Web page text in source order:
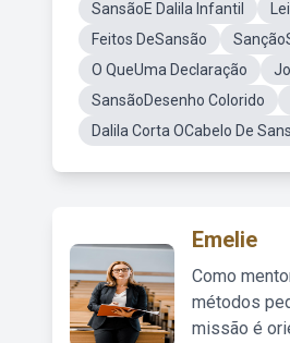
SansãoE Dalila Infantil
Feitos DeSansão
O QueUma Declaração
SansãoDesenho Colorido
Dalila Corta OCabelo De
Emelie
Como
métodos
missão é